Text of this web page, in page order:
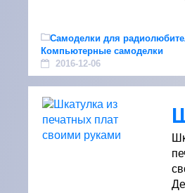
Самоделки для
Компьютерные самоделки
2016-12-06